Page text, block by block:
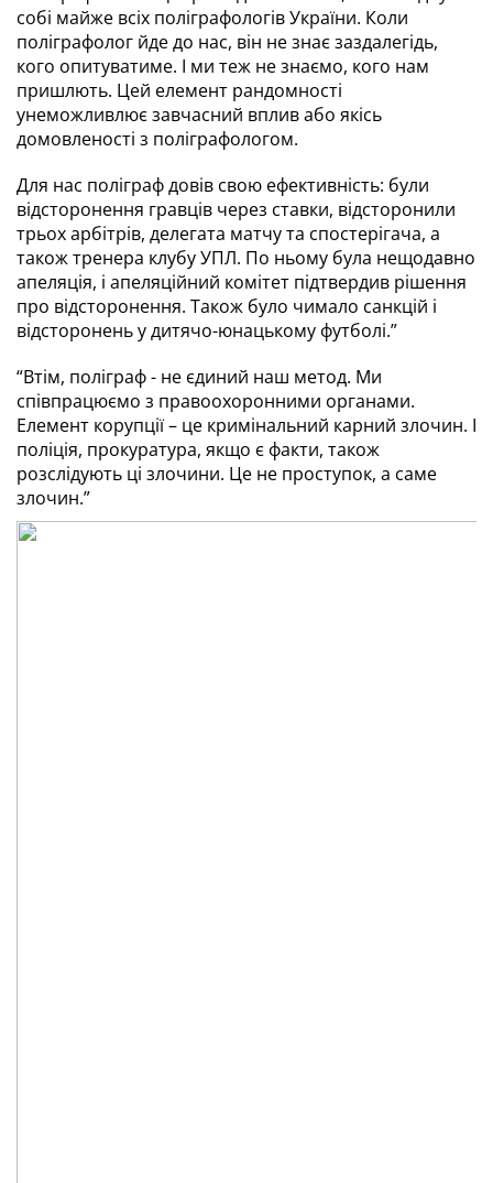
собі майже всіх поліграфологів України. Коли
поліграфолог йде до нас, він не знає заздалегідь,
кого опитуватиме. І ми теж не знаємо, кого нам
пришлють. Цей елемент рандомності
унеможливлює завчасний вплив або якісь
домовленості з поліграфологом.
Для нас поліграф довів свою ефективність: були
відсторонення гравців через ставки, відсторонили
трьох арбітрів, делегата матчу та спостерігача, а
також тренера клубу УПЛ. По ньому була нещодавно
апеляція, і апеляційний комітет підтвердив рішення
про відсторонення. Також було чимало санкцій і
відсторонень у дитячо-юнацькому футболі.”
“Втім, поліграф - не єдиний наш метод. Ми
співпрацюємо з правоохоронними органами.
Елемент корупції – це кримінальний карний злочин. І
поліція, прокуратура, якщо є факти, також
розслідують ці злочини. Це не проступок, а саме
злочин.”